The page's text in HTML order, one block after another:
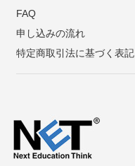
FAQ
申し込みの流れ
特定商取引法に基づく表記